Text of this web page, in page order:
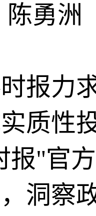
勇洲
报力
质性
报"官
洞察